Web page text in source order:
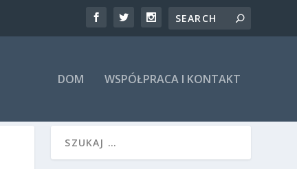
DOM WSPÓŁPRACA I KONTAKT